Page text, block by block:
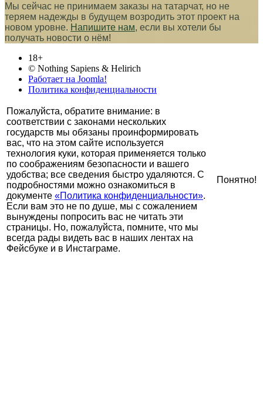
Мы сейчас не принимаем заказы на татарчат, но не
теряем надежды в будущем возродить этот проект на
новом уровне. Напишите нам, если вы хотели бы
получать новости о нём!
18+
© Nothing Sapiens & Helirich
Работает на Joomla!
Политика конфиденциальности
Пожалуйста, обратите внимание: в
соответствии с законами нескольких
государств мы обязаны проинформировать
вас, что на этом сайте используется
технология куки, которая применяется только
по соображениям безопасности и вашего
удобства; все сведения быстро удаляются. С
подробностями можно ознакомиться в
документе «Политика конфиденциальности».
Если вам это не по душе, мы с сожалением
вынуждены попросить вас не читать эти
страницы. Но, пожалуйста, помните, что мы
всегда рады видеть вас в наших лентах на
Фейсбуке и в Инстаграме.
Понятно!